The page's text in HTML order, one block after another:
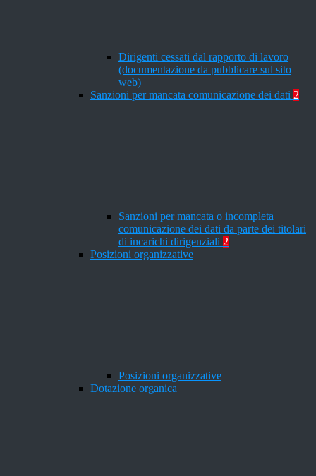
Dirigenti cessati dal rapporto di lavoro
(documentazione da pubblicare sul sito
web)
Sanzioni per mancata comunicazione dei dati 2
Sanzioni per mancata o incompleta
comunicazione dei dati da parte dei titolari
di incarichi dirigenziali 2
Posizioni organizzative
Posizioni organizzative
Dotazione organica